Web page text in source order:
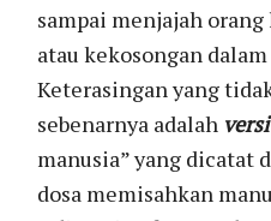
sampai menjajah
atau kekosongan
Keterasingan yang
sebenarnya adalah
manusia” yang dicatat
dosa memisahkan